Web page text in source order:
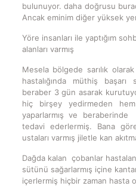
bulunuyor. daha doğrusu
Ancak eminim diğer yüksek
Yöre insanları ile yaptığım
alanları varmış
Mesela bölgede sarılık
hastalığında müthiş
beraber 3 gün asarak
hiç birşey yedirmeden
yaparlarmış ve
tedavi ederlermiş. Bana
ustaları varmış jiletle kan
Dağda kalan çobanlar
sütünü sağarlarmış içine
içerlermiş hiçbir zaman hasta